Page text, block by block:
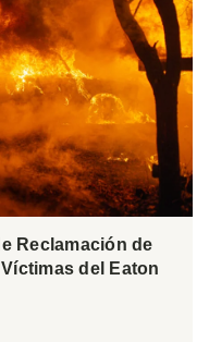
Reclamación de
del Eaton